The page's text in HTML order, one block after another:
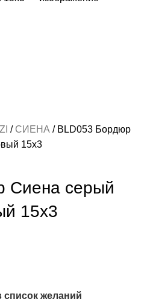
СИЕНА
BLD053 Бордюр
15х3
Сиена серый
15х3
список желаний